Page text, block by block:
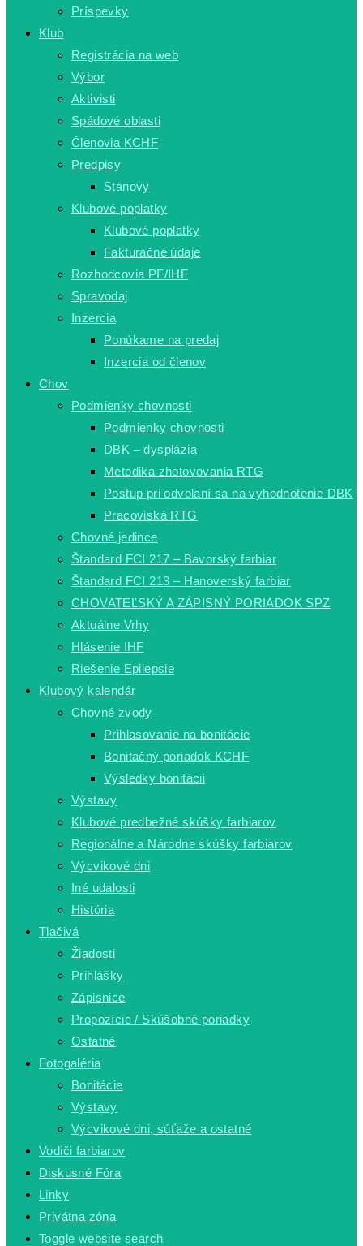
Príspevky
Klub
Registrácia na web
Výbor
Aktivisti
Spádové oblasti
Členovia KCHF
Predpisy
Stanovy
Klubové poplatky
Klubové poplatky
Fakturačné údaje
Rozhodcovia PF/IHF
Spravodaj
Inzercia
Ponúkame na predaj
Inzercia od členov
Chov
Podmienky chovnosti
Podmienky chovnosti
DBK – dysplázia
Metodika zhotovovania RTG
Postup pri odvolaní sa na vyhodnotenie DBK
Pracoviská RTG
Chovné jedince
Štandard FCI 217 – Bavorský farbiar
Štandard FCI 213 – Hanoverský farbiar
CHOVATEĽSKÝ A ZÁPISNÝ PORIADOK SPZ
Aktuálne Vrhy
Hlásenie IHF
Riešenie Epilepsie
Klubový kalendár
Chovné zvody
Prihlasovanie na bonitácie
Bonitačný poriadok KCHF
Výsledky bonitácii
Výstavy
Klubové predbežné skúšky farbiarov
Regionálne a Národne skúšky farbiarov
Výcvikové dni
Iné udalosti
História
Tlačivá
Žiadosti
Prihlášky
Zápisnice
Propozície / Skúšobné poriadky
Ostatné
Fotogaléria
Bonitácie
Výstavy
Výcvikové dni, súťaže a ostatné
Vodiči farbiarov
Diskusné Fóra
Linky
Privátna zóna
Toggle website search